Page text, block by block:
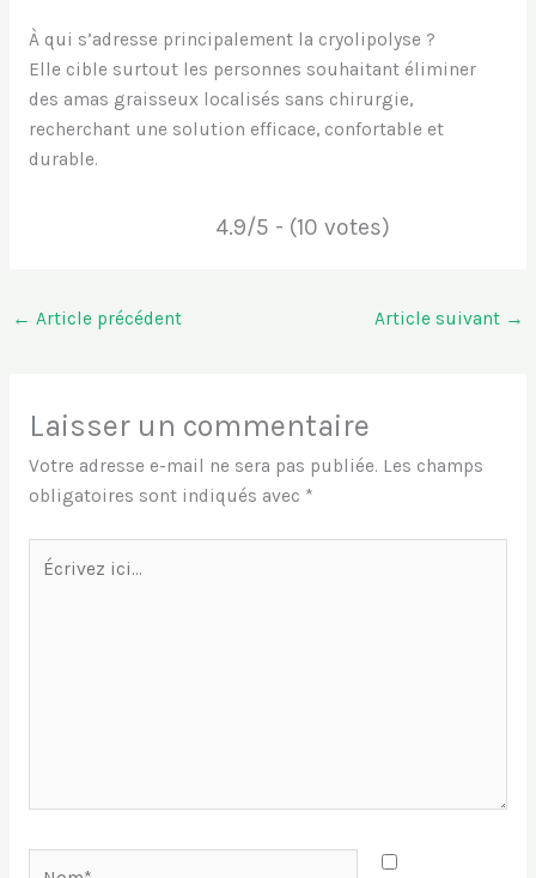
À qui s’adresse principalement la cryolipolyse ?
Elle cible surtout les personnes souhaitant éliminer
des amas graisseux localisés sans chirurgie,
recherchant une solution efficace, confortable et
durable.
4.9/5 - (10 votes)
← Article précédent Article suivant →
Laisser un commentaire
Votre adresse e-mail ne sera pas publiée. Les champs
obligatoires sont indiqués avec *
Écrivez
ici…